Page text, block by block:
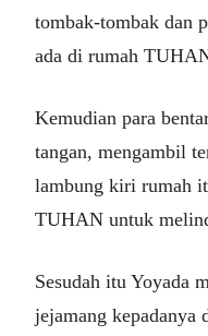
tombak-tombak dan
ada di rumah
Kemudian para
tangan, mengambil
lambung kiri rumah
TUHAN untuk
Sesudah itu Yoyada
jejamang kepadanya